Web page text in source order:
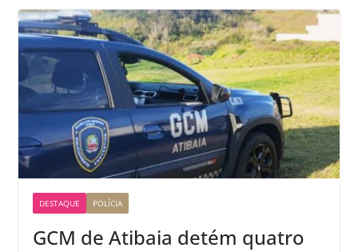
DESTAQUE POLÍCIA
GCM de Atibaia detém quatro